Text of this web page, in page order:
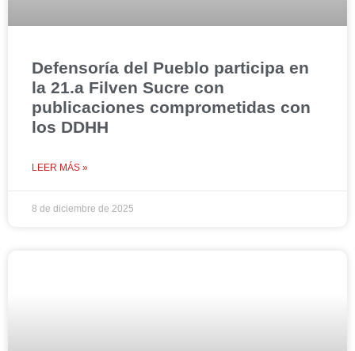
Defensoría del Pueblo participa en
la 21.a Filven Sucre con
publicaciones comprometidas con
los DDHH
LEER MÁS »
8 de diciembre de 2025